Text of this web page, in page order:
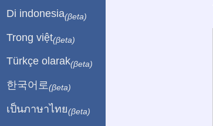
Di indonesia(βeta)
Trong việt(βeta)
Türkçe olarak(βeta)
한국어로 (βeta)
เป็นภาษาไทย(βeta)